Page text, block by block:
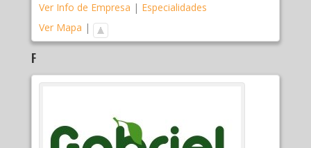
Ver Info de Empresa | Especialidades
Ver Mapa |
F